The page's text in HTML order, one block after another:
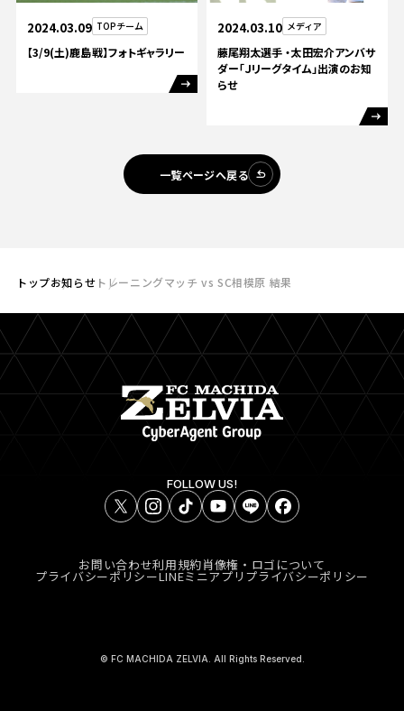
2024.03.09 TOPチーム
【3/9(土)鹿島戦】フォトギャラリー
2024.03.10 メディア
藤尾翔太選手 ・太田宏介アンバサ
ダー「Ｊリーグタイム」出演のお知
らせ
一覧ページへ戻る
トップお知らせ トレーニングマッチ vs SC相模原 結果
FOLLOW US!
お問い合わせ利用規約肖像権・ロゴについて
プライバシーポリシーLINEミニアプリプライバシーポリシー
© FC MACHIDA ZELVIA. All Rights Reserved.